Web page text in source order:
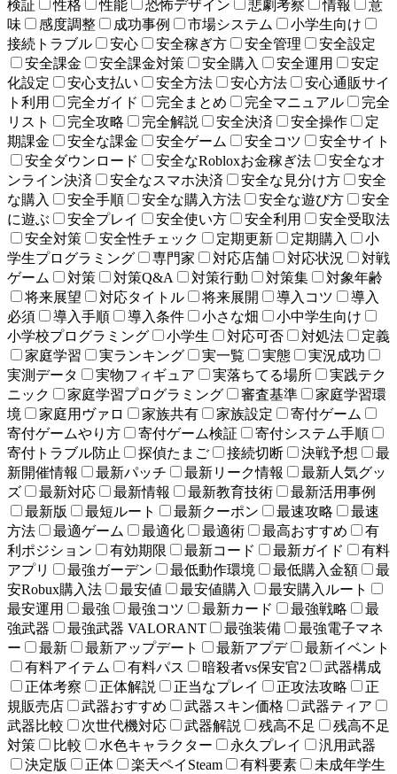
検証 性格 性能 恐怖デザイン 悲劇考察 情報
意
味
感度調整 成功事例 市場システム
小学生向け
接続トラブル
安心 安全稼ぎ方 安全管理
安全設定
安全課金
安全課金対策 安全購入 安全運用
安定
化設定
安心支払い 安全方法 安心方法
安心通販サイ
ト利用
完全ガイド 完全まとめ 完全マニュアル
完全
リスト
完全攻略 完全解説 安全決済 安全操作
定
期課金
安全な課金 安全ゲーム 安全コツ
安全サイト
安全ダウンロード
安全なRobloxお金稼ぎ法
安全なオ
ンライン決済
安全なスマホ決済 安全な見分け方
安全
な購入
安全手順 安全な購入方法 安全な遊び方
安全
に遊ぶ
安全プレイ 安全使い方 安全利用
安全受取法
安全対策
安全性チェック 定期更新 定期購入
小
学生プログラミング
専門家 対応店舗 対応状況
対戦
ゲーム
対策 対策Q&A 対策行動 対策集
対象年齢
将来展望
対応タイトル 将来展開 導入コツ
導入
必須
導入手順 導入条件 小さな畑
小中学生向け
小学校プログラミング
小学生 対応可否 対処法
定義
家庭学習
実ランキング 実一覧 実態
実況成功
実測データ
実物フィギュア 実落ちてる場所
実践テク
ニック
家庭学習プログラミング 審査基準
家庭学習環
境
家庭用ヴァロ 家族共有 家族設定
寄付ゲーム
寄付ゲームやり方
寄付ゲーム検証
寄付システム手順
寄付トラブル防止
探偵たまご 接続切断 決戦予想
最
新開催情報
最新パッチ 最新リーク情報
最新人気グッ
ズ
最新対応 最新情報 最新教育技術
最新活用事例
最新版
最短ルート 最新クーポン 最速攻略
最速
方法
最適ゲーム 最適化 最適術 最高おすすめ
有
利ポジション
有効期限 最新コード 最新ガイド
有料
アプリ
最強ガーデン 最低動作環境 最低購入金額
最
安Robux購入法
最安値 最安値購入
最安購入ルート
最安運用
最強 最強コツ 最新カード 最強戦略
最
強武器
最強武器 VALORANT 最強装備
最強電子マネ
ー
最新 最新アップデート 最新アプデ
最新イベント
有料アイテム
有料パス 暗殺者vs保安官2
武器構成
正体考察
正体解説 正当なプレイ 正攻法攻略
正
規販売店
武器おすすめ 武器スキン価格
武器ティア
武器比較
次世代機対応 武器解説 残高不足
残高不足
対策
比較 水色キャラクター 永久プレイ
汎用武器
決定版
正体 楽天ペイSteam 有料要素
未成年学生